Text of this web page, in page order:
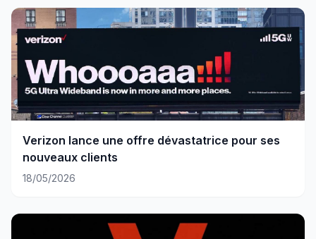
Verizon lance une offre dévastatrice pour ses
nouveaux clients
18/05/2026